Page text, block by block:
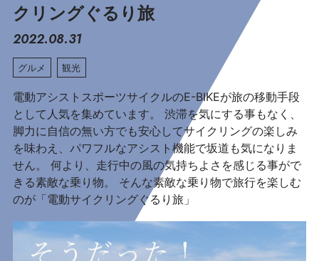
クリングぐるり旅
2022.08.31
グルメ 観光
電動アシストスポーツサイクルのE-BIKEが旅の移動手段
として人気を集めています。 渋滞を気にする事もなく、
脚力に自信の無い方でも安心してサイクリングの楽しみ
を味わえ、パワフルなアシスト機能で坂道も気になりま
せん。 何より、走行中の風の気持ちよさを感じる事がで
きる素敵な乗り物。 そんな素敵な乗り物で旅行を楽しむ
のが「電動サイクリングぐるり旅」